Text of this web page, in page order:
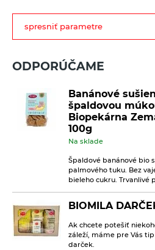
filter
produktov
spresniť parametre
ODPORÚČAME
Banánové
špaldovou
Biopekárna
100g
Na sklade
Špaldové banánové bio
palmového tuku. Bez
bieleho cukru. Trvanlivé
BIOMILA
Ak chcete potešiť
záleží, máme pre Vás
darček.